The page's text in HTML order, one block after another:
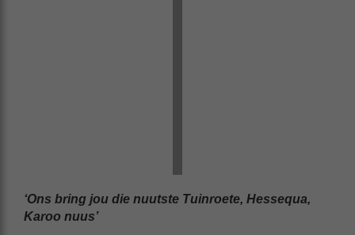
‘Ons bring jou die nuutste Tuinroete, Hessequa,
Karoo nuus’